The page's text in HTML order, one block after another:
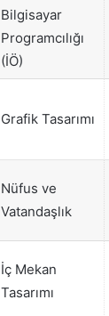
Bilgisayar
Programcılığı
(İÖ)
Grafik Tasarımı
Nüfus ve
Vatandaşlık
İç Mekan
Tasarımı